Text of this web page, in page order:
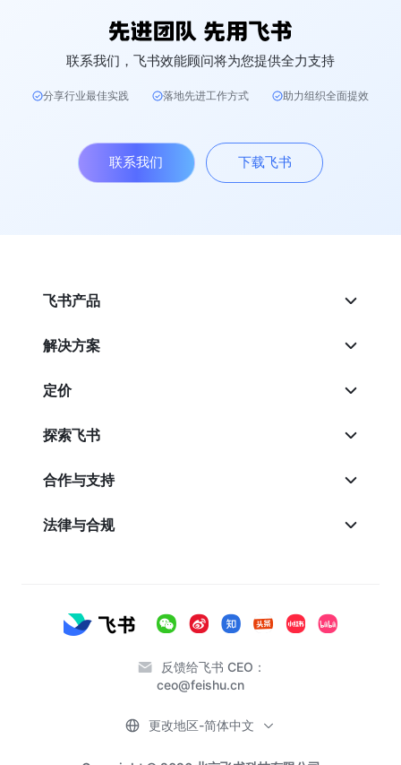
联系我们，飞书效能顾问将为您提供全力支持
分享行业最佳实践 落地先进工作方式 助力组织全面提效
联系我们 下载飞书
飞书产品
解决方案
定价
探索飞书
合作与支持
法律与合规
反馈给飞书 CEO：
ceo@feishu.cn
更改地区-简体中文